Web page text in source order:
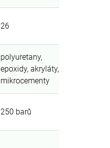
26
polyuretany,
epoxidy, akryláty,
mikrocementy
250 barů